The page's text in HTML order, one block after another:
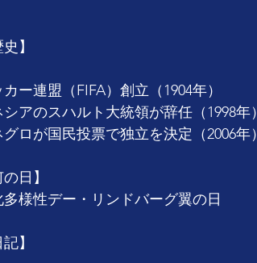
】
カー連盟（FIFA）創立（1904年）
シアのスハルト大統領が辞任（1998年）
グロが国民投票で独立を決定（2006年）
日】
多様性デー・リンドバーグ翼の日
】